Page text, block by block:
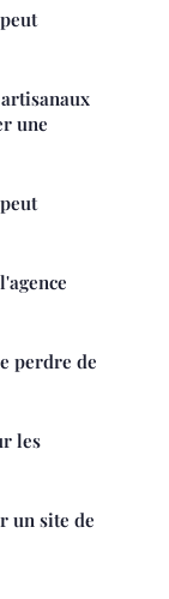
une
perdre de
les
un site de